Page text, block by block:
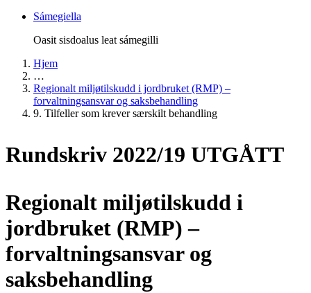
Sámegiella
Oasit sisdoalus leat sámegilli
Hjem
…
Regionalt miljøtilskudd i jordbruket (RMP) –
forvaltningsansvar og saksbehandling
9. Tilfeller som krever særskilt behandling
Rundskriv 2022/19 UTGÅTT
Regionalt miljøtilskudd i
jordbruket (RMP) –
forvaltningsansvar og
saksbehandling